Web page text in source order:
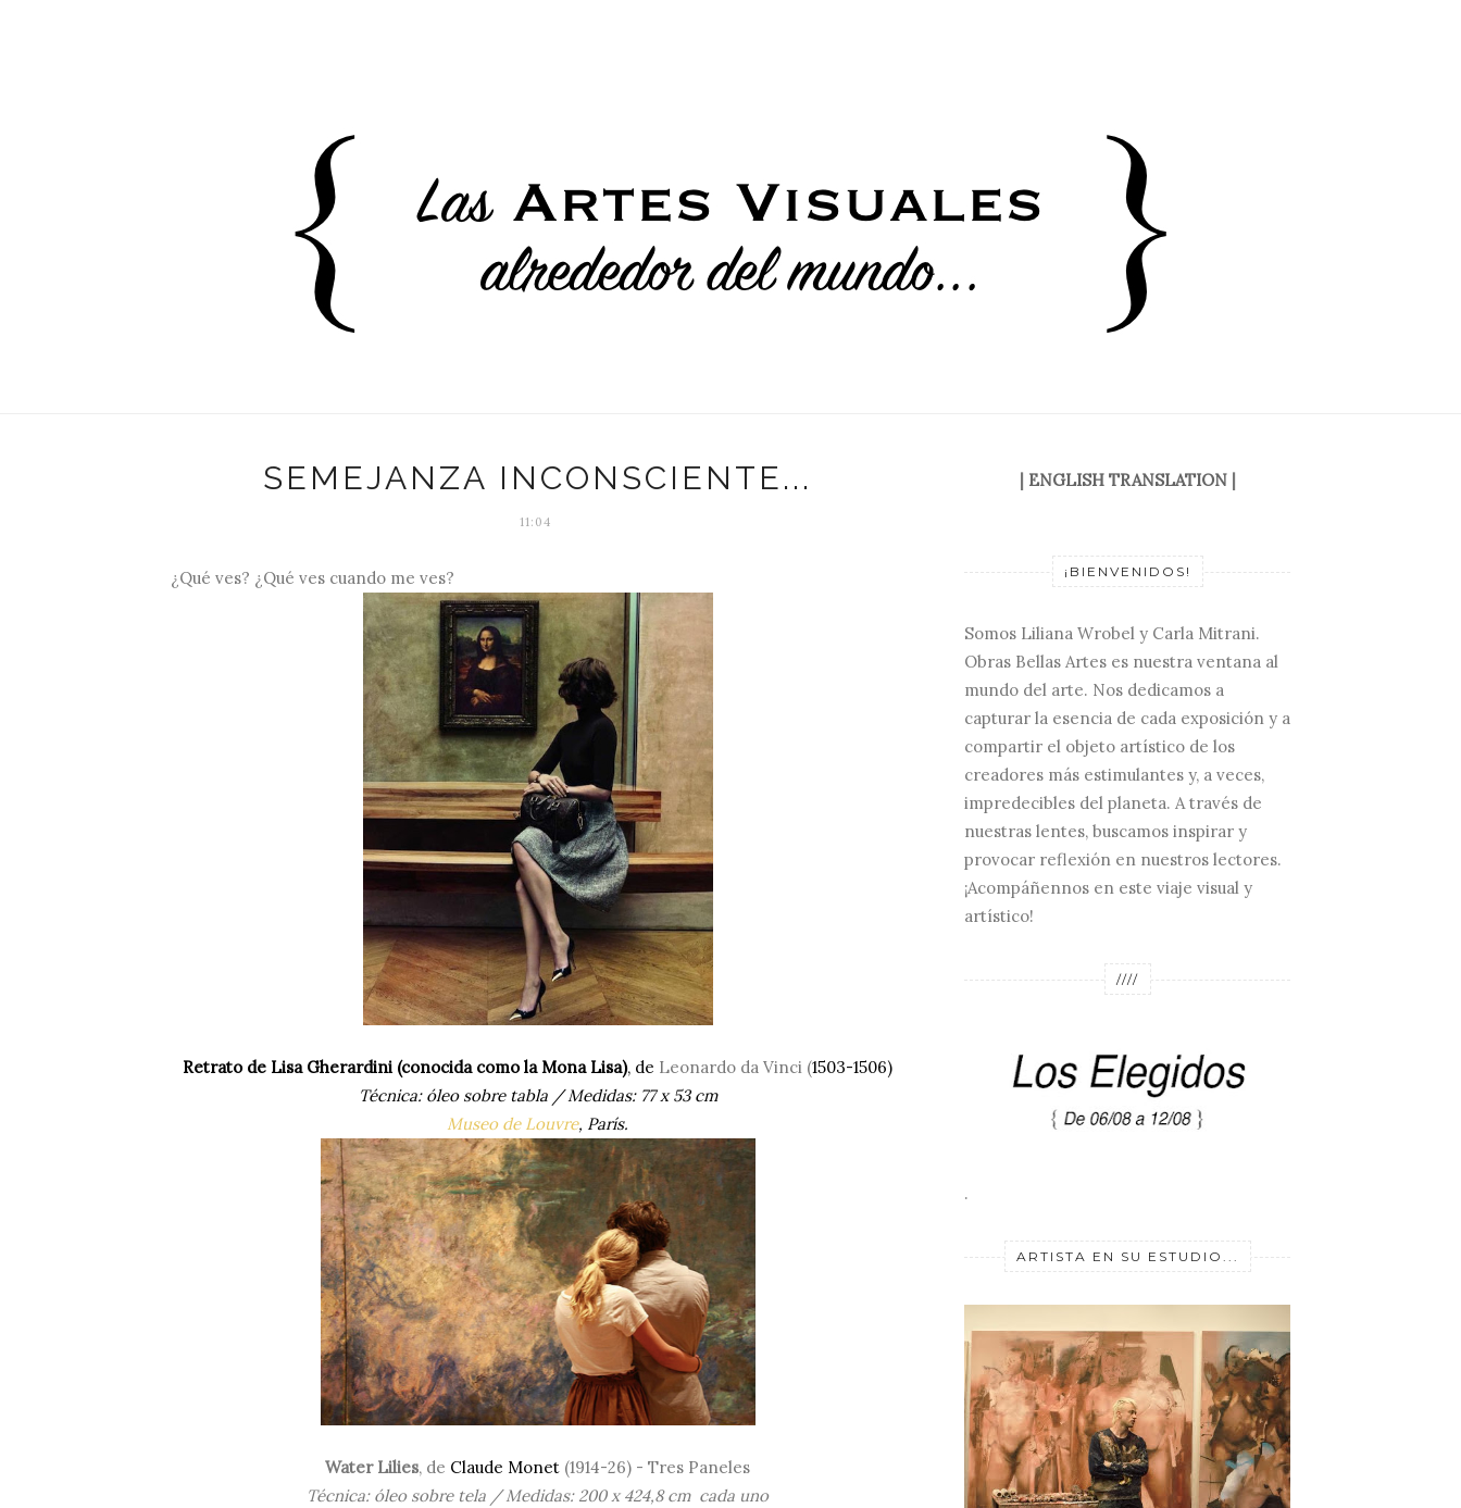
SEMEJANZA INCONSCIENTE...
11:04
¿Qué ves? ¿Qué ves cuando me ves?
Retrato de Lisa Gherardini (conocida como la Mona Lisa), de Leonardo da Vinci (1503-1506)
Técnica: óleo sobre tabla / Medidas: 77 x 53 cm
Museo de Louvre, París.
Water Lilies, de Claude Monet (1914-26) - Tres Paneles
Técnica: óleo sobre tela / Medidas: 200 x 424,8 cm cada uno
| ENGLISH TRANSLATION|
¡BIENVENIDOS!
Somos Liliana Wrobel y Carla Mitrani.
Obras Bellas Artes es nuestra ventana al
mundo del arte. Nos dedicamos a
capturar la esencia de cada exposición y a
compartir el objeto artístico de los
creadores más estimulantes y, a veces,
impredecibles del planeta. A través de
nuestras lentes, buscamos inspirar y
provocar reflexión en nuestros lectores.
¡Acompáñennos en este viaje visual y
artístico!
////
.
ARTISTA EN SU ESTUDIO...